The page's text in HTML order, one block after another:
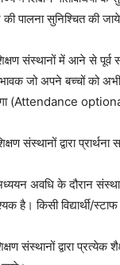
की पालना सुनिश्चित की
संस्थानों में आने से पूर्व
जो अपने बच्चों को
(Attendance
संस्थानों द्वारा
अवधि के दौरान
है। किसी विद्यार्थी/
संस्थानों द्वारा प्रत्येक